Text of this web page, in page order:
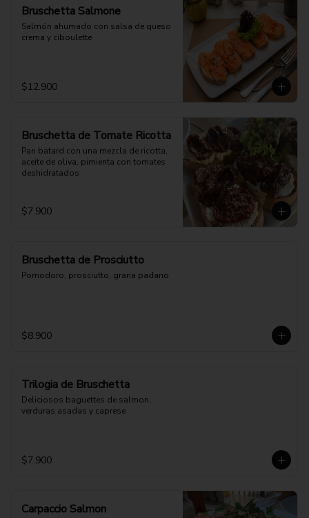
Bruschetta Salmone
Salmón ahumado con salsa de queso
crema y ciboulette
$12.900
Bruschetta de Tomate Ricotta
Pan batard con una mezcla de ricotta,
aceite de oliva, pimienta con tomates
deshidratados
$7.900
Bruschetta de Prosciutto
Pomodoro, prosciutto, grana padano
$8.900
Trilogia de Bruschetta
Deliciosos baguettes de salmon,
verduras asadas y caprese
$7.900
Carpaccio Salmon